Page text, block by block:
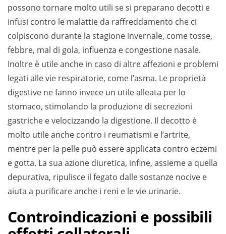
possono tornare molto utili se si preparano decotti e
infusi contro le malattie da raffreddamento che ci
colpiscono durante la stagione invernale, come tosse,
febbre, mal di gola, influenza e congestione nasale.
Inoltre è utile anche in caso di altre affezioni e problemi
legati alle vie respiratorie, come l’asma. Le proprietà
digestive ne fanno invece un utile alleata per lo
stomaco, stimolando la produzione di secrezioni
gastriche e velocizzando la digestione. Il decotto è
molto utile anche contro i reumatismi e l’artrite,
mentre per la pelle può essere applicata contro eczemi
e gotta. La sua azione diuretica, infine, assieme a quella
depurativa, ripulisce il fegato dalle sostanze nocive e
aiuta a purificare anche i reni e le vie urinarie.
Controindicazioni e possibili